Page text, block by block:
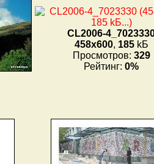
CL2006-
458x600, 185kБ
Просмотров: 329
Рейтинг: 0%